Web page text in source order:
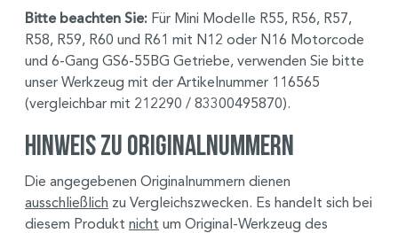
Bitte beachten Sie: Für Mini Modelle R55, R56, R57,
R58, R59, R60 und R61 mit N12 oder N16 Motorcode
und 6-Gang GS6-55BG Getriebe, verwenden Sie bitte
unser Werkzeug mit der Artikelnummer 116565
(vergleichbar mit 212290 / 83300495870).
Hinweis zu Originalnummern
Die angegebenen Originalnummern dienen
ausschließlich zu Vergleichszwecken. Es handelt sich bei
diesem Produkt nicht um Original-Werkzeug des